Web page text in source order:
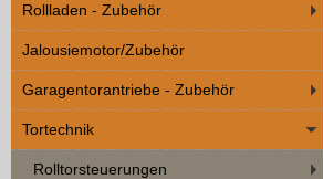
Rollladen - Zubehör
Jalousiemotor/Zubehör
Garagentorantriebe - Zubehör
Tortechnik
Rolltorsteuerungen